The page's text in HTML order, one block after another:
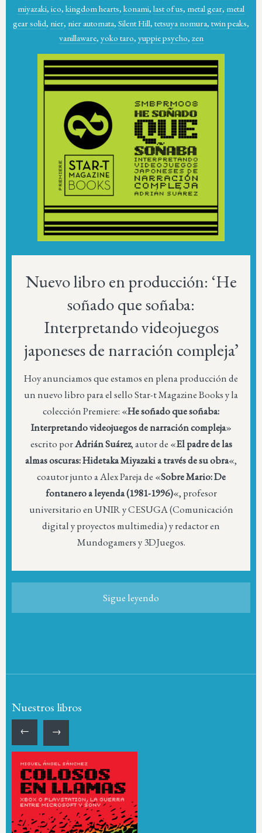
miyazaki, ico, kingdom hearts, konami, last of us, metal gear, metal
gear solid, nier, nier automata, Silent Hill, tetsuya nomura, twin peaks,
vanillaware, yoko taro, yuppie psycho, zen
Nuevo libro en producción: ‘He
soñado que soñaba:
Interpretando videojuegos
japoneses de narración compleja’
Hoy anunciamos que estamos en plena producción de
un nuevo libro para el sello Star-t Magazine Books y la
colección Premiere: «He soñado que soñaba:
Interpretando videojuegos de narración compleja»
escrito porAdrián Suárez, autor de «El padre de las
almas oscuras: Hidetaka Miyazaki a través de su obra«,
coautor junto a Alex Pareja de «Sobre Mario: De
fontanero a leyenda (1981-1996)«, profesor
universitario en UNIR y CESUGA (Comunicación
digital y proyectos multimedia) y redactor en
Mundogamers y 3DJuegos.
Sigue leyendo
Nuestros libros
← →